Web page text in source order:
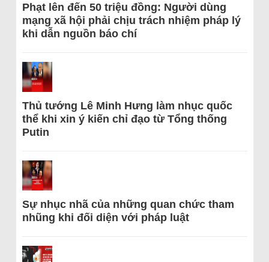
Phạt lên đến 50 triệu đồng: Người dùng
mạng xã hội phải chịu trách nhiệm pháp lý
khi dẫn nguồn báo chí
Thủ tướng Lê Minh Hưng làm nhục quốc
thể khi xin ý kiến chỉ đạo từ Tổng thống
Putin
Sự nhục nhã của những quan chức tham
nhũng khi đối diện với pháp luật